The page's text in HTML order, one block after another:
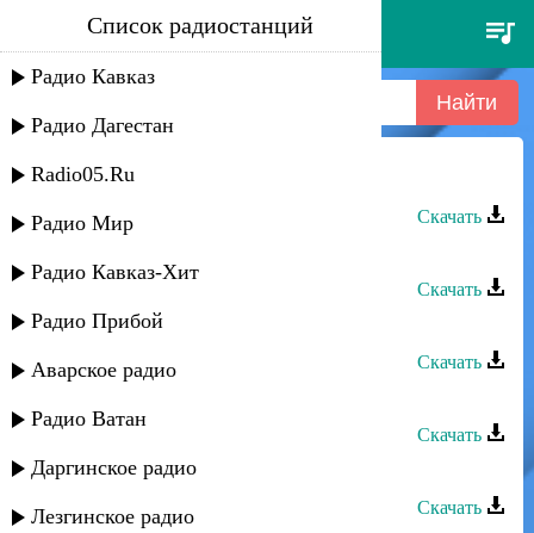
кристина - мой огонь
Список радиостанций
Радио Кавказ
Радио Дагестан
Radio05.Ru
Радио Мир
Радио Кавказ-Хит
Радио Прибой
Аварское радио
Радио Ватан
Даргинское радио
Лезгинское радио
Кристина - Вспоминаю
Скачать
Скачать
Сабина Абдулаева - Огонь любви
Скачать
Скачать
Кристина Азизханова - Гада-джан
Скачать